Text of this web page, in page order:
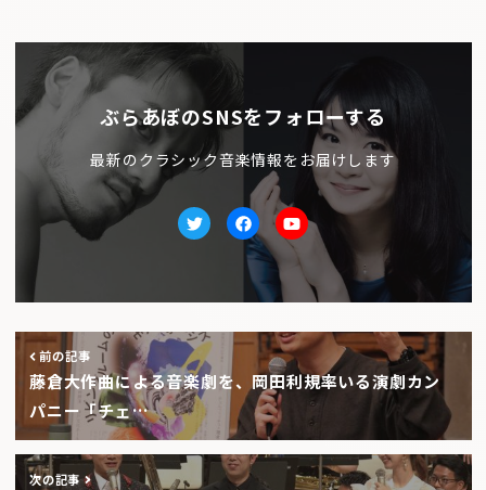
ぶらあぼのSNSをフォローする
最新のクラシック音楽情報をお届けします
TwitterfacebookYoutube
前の記事
藤倉大作曲による音楽劇を、岡田利規率いる演劇カン
パニー「チェ…
次の記事